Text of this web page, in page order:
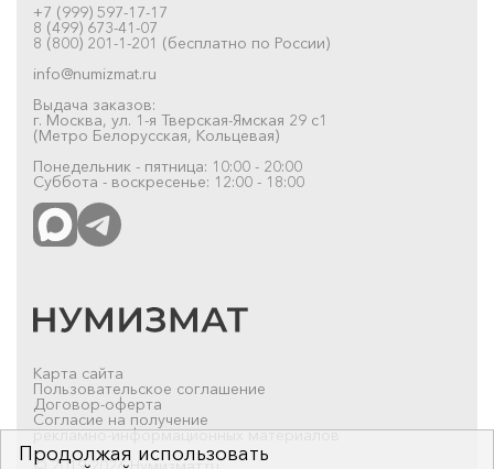
+7 (999) 597-17-17
8 (499) 673-41-07
8 (800) 201-1-201 (бесплатно по России)
info@numizmat.ru
Выдача заказов:
г. Москва, ул. 1-я Тверская-Ямская 29 с1
(Метро Белорусская, Кольцевая)
Понедельник - пятница: 10:00 - 20:00
Суббота - воскресенье: 12:00 - 18:00
Карта сайта
Пользовательское соглашение
Договор-оферта
Согласие на получение
рекламно-информационных материалов
Продолжая использовать